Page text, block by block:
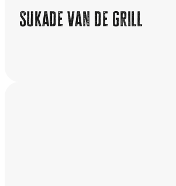
Sukade van de grill